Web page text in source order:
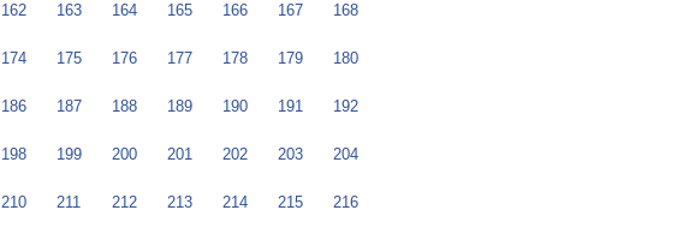
162 163 164 165 166 167 168
174 175 176 177 178 179 180
186 187 188 189 190 191 192
198 199 200 201 202 203 204
210 211 212 213 214 215 216